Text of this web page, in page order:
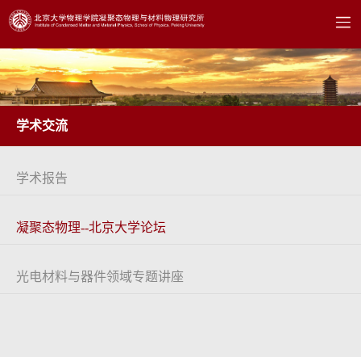
学术交流
学术报告
凝聚态物理--北京大学论坛
光电材料与器件领域专题讲座